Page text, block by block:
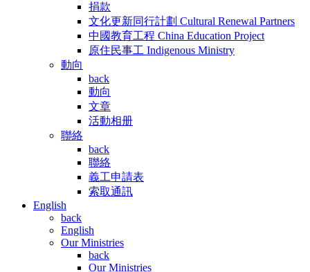
捐款
文化更新同行計劃 Cultural Renewal Partners
中國教育工程 China Education Project
原住民事工 Indigenous Ministry
動向
back
動向
文章
活動相册
聯絡
back
聯絡
義工申請表
索取通訊
English
back
English
Our Ministries
back
Our Ministries